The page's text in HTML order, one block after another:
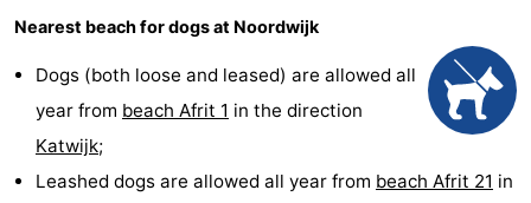
See
&
-
Museums
Monuments
-
Nearest beach for dogs at Noordwijk
Dogs (both loose and leased) are allowed all
year from beach Afrit 1 in the direction
Katwijk;
Leashed dogs are allowed all year from beach Afrit 21 in